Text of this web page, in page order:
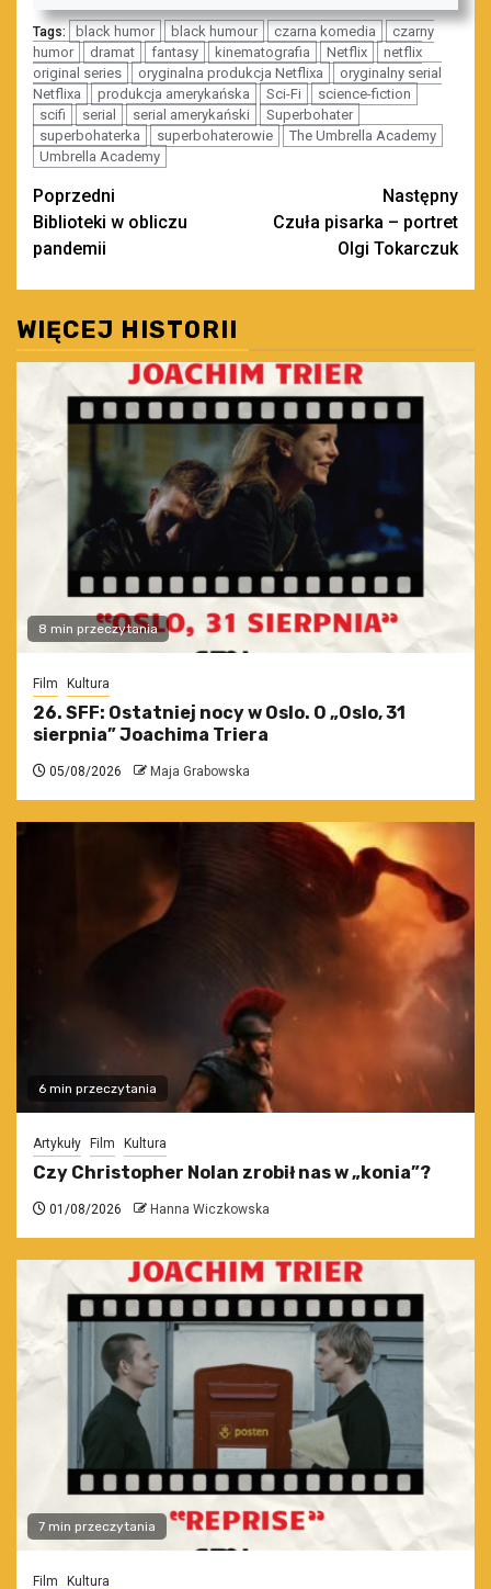
Tags: black humor black humour czarna komedia
czarny
humor
dramat fantasy kinematografia Netflix
netflix
original series
oryginalna produkcja Netflixa
oryginalny serial
Netflixa
produkcja amerykańska Sci-Fi
science-fiction
scifi
serial serial amerykański
Superbohater
superbohaterka
superbohaterowie
The Umbrella Academy
Umbrella Academy
Zobacz
wpisy
Poprzedni
Biblioteki w obliczu
pandemii
Następny
Czuła pisarka – portret
Olgi Tokarczuk
WIĘCEJ HISTORII
8 min przeczytania
Film Kultura
26. SFF: Ostatniej nocy w Oslo. O „Oslo, 31
sierpnia” Joachima Triera
05/08/2026 Maja Grabowska
6 min przeczytania
Artykuły Film Kultura
Czy Christopher Nolan zrobił nas w „konia”?
01/08/2026 Hanna Wiczkowska
7 min przeczytania
Film Kultura